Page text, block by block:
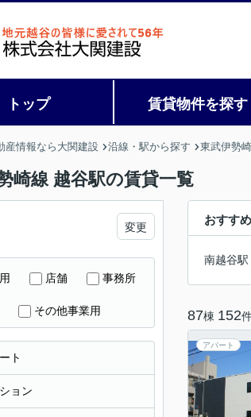
トップ 賃貸物件を探す
産情報なら大関建設 沿線・駅から探す 東武伊勢
崎線 越谷駅の賃貸一覧
おすす
南越谷駅
87棟 152
アパート
変更
店舗 事務所
その他事業用
ト
ョン